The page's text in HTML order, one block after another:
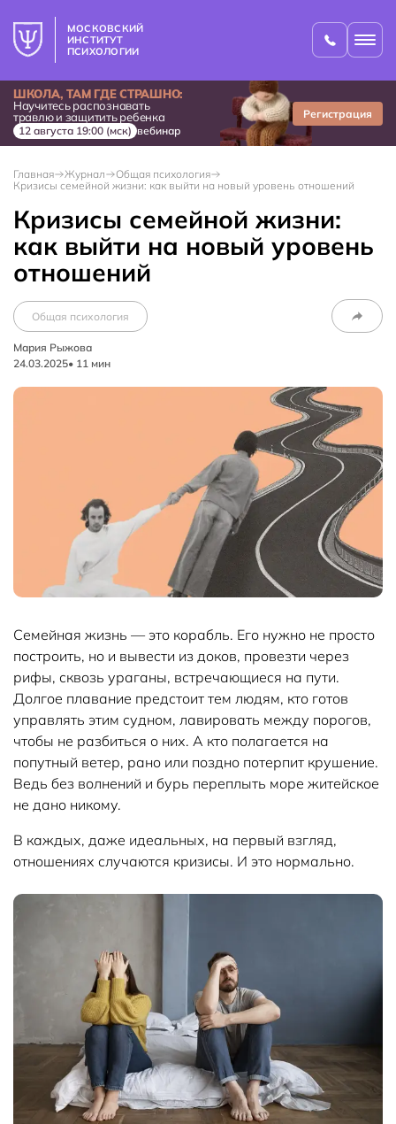
МОСКОВСКИЙ
ИНСТИТУТ
ПСИХОЛОГИИ
ШКОЛА, ТАМ ГДЕ СТРАШНО:
Научитесь распознавать
травлю и защитить ребенка
12 августа 19:00 (мск) вебинар
Регистрация
Главная Журнал
Общая психология
Кризисы семейной жизни: как выйти на новый уровень отношений
Кризисы семейной жизни:
как выйти на новый уровень
отношений
Мария Рыжова
24.03.2025• 11 мин
Общая психология
Семейная жизнь — это корабль. Его нужно не просто
построить, но и вывести из доков, провезти через
рифы, сквозь ураганы, встречающиеся на пути.
Долгое плавание предстоит тем людям, кто готов
управлять этим судном, лавировать между порогов,
чтобы не разбиться о них. А кто полагается на
попутный ветер, рано или поздно потерпит крушение.
Ведь без волнений и бурь переплыть море житейское
не дано никому.
В каждых, даже идеальных, на первый взгляд,
отношениях случаются кризисы. И это нормально.